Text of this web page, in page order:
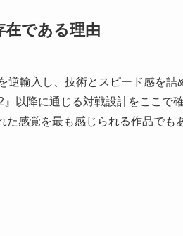
在である理由
逆輸入し、技術とスピード感を
以降に通じる対戦設計をここで
感覚を最も感じられる作品でも